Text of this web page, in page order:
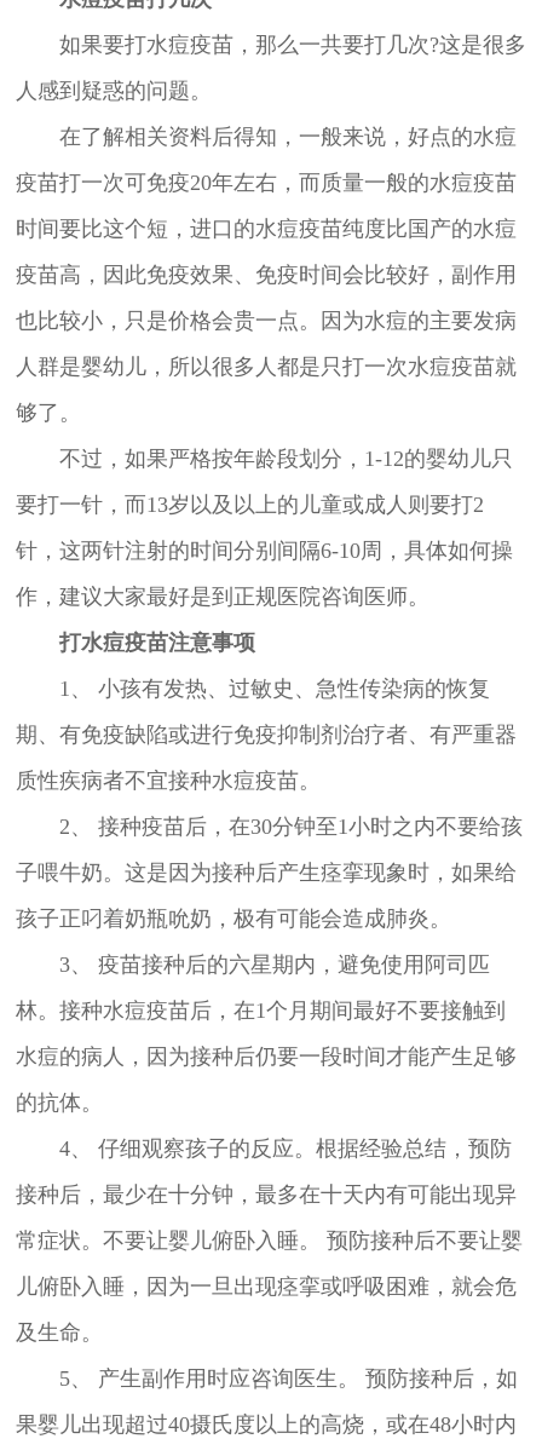
如果要打水痘疫苗，那么一共要打几次?这是很多
人感到疑惑的问题。
在了解相关资料后得知，一般来说，好点的水痘
疫苗打一次可免疫20年左右，而质量一般的水痘疫苗
时间要比这个短，进口的水痘疫苗纯度比国产的水痘
疫苗高，因此免疫效果、免疫时间会比较好，副作用
也比较小，只是价格会贵一点。因为水痘的主要发病
人群是婴幼儿，所以很多人都是只打一次水痘疫苗就
够了。
不过，如果严格按年龄段划分，1-12的婴幼儿只
要打一针，而13岁以及以上的儿童或成人则要打2
针，这两针注射的时间分别间隔6-10周，具体如何操
作，建议大家最好是到正规医院咨询医师。
打水痘疫苗注意事项
1、 小孩有发热、过敏史、急性传染病的恢复
期、有免疫缺陷或进行免疫抑制剂治疗者、有严重器
质性疾病者不宜接种水痘疫苗。
2、 接种疫苗后，在30分钟至1小时之内不要给孩
子喂牛奶。这是因为接种后产生痉挛现象时，如果给
孩子正叼着奶瓶吮奶，极有可能会造成肺炎。
3、 疫苗接种后的六星期内，避免使用阿司匹
林。接种水痘疫苗后，在1个月期间最好不要接触到
水痘的病人，因为接种后仍要一段时间才能产生足够
的抗体。
4、 仔细观察孩子的反应。根据经验总结，预防
接种后，最少在十分钟，最多在十天内有可能出现异
常症状。不要让婴儿俯卧入睡。 预防接种后不要让婴
儿俯卧入睡，因为一旦出现痉挛或呼吸困难，就会危
及生命。
5、 产生副作用时应咨询医生。 预防接种后，如
果婴儿出现超过40摄氏度以上的高烧，或在48小时内